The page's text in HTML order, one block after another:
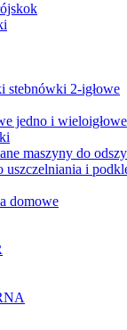
stebnówki 2-igłowe
jedno i wieloigłowe
maszyny do
uszczelniania i
domowe